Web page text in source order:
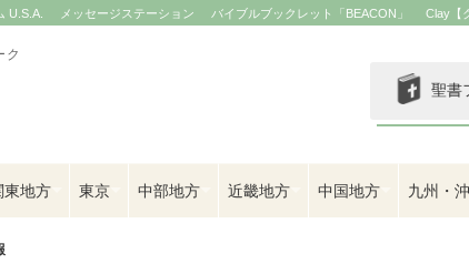
U.S.A. メッセージステーション バイブルブックレット「BEACON」 Clay【
ク
聖書
東地方 東京 中部地方 近畿地方 中国地方 九州・